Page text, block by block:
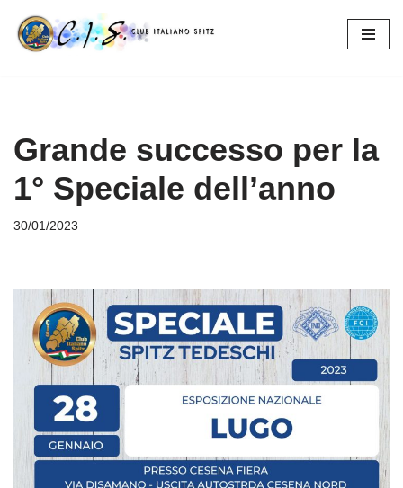
Vai
Grande successo per la
1° Speciale dell’anno
30/01/2023